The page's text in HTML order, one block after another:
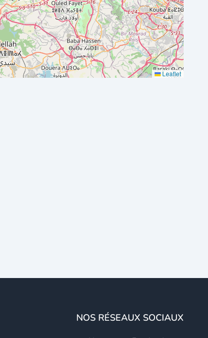
Leaflet
NOS RÉSEAUX SOCIAUX